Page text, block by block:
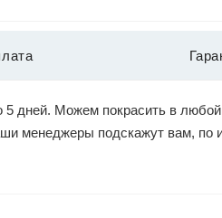
дней. Можем покрасить в любой
менеджеры подскажут вам, по